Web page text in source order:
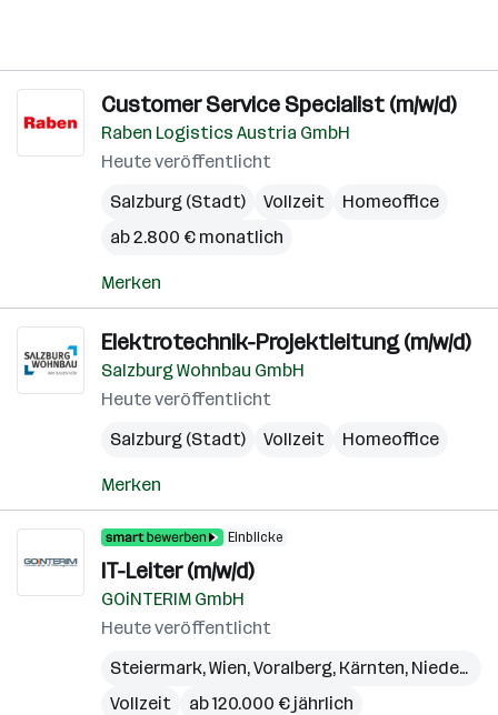
Customer Service Specialist (m/w/d)
Raben Logistics Austria GmbH
Heute veröffentlicht
Salzburg (Stadt)
Vollzeit
Homeoffice
ab 2.800 € monatlich
Merken
Elektrotechnik-Projektleitung (m/w/d)
Salzburg Wohnbau GmbH
Heute veröffentlicht
Salzburg (Stadt)
Vollzeit Homeoffice
Merken
Einblicke
IT-Leiter (m/w/d)
GOiNTERIM GmbH
Heute veröffentlicht
Steiermark,Wien,Voralberg, Kärnten, Niederösterreich
Vollzeit
ab 120.000 € jährlich